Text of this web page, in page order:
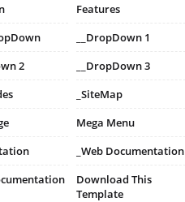
Features
__DropDown 1
2
__DropDown 3
_SiteMap
Mega Menu
_Web Documentation
Download This
Template